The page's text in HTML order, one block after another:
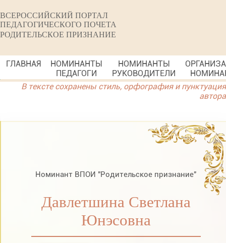
ВСЕРОССИЙСКИЙ ПОРТАЛ
ПЕДАГОГИЧЕСКОГО ПОЧЕТА
РОДИТЕЛЬСКОЕ ПРИЗНАНИЕ
ГЛАВНАЯ
НОМИНАНТЫ
ПЕДАГОГИ
НОМИНАНТЫ
РУКОВОДИТЕЛИ
В тексте сохранены стиль, орфография и пунктуация
автора
Номинант ВПОИ "Родительское признание"
Давлетшина Светлана
Юнэсовна